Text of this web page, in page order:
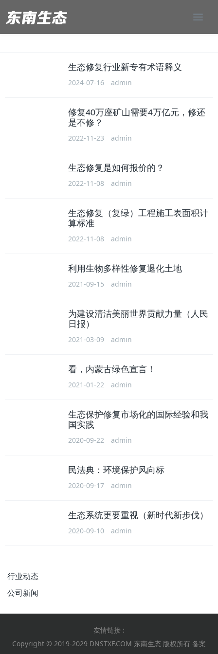
生态修复行业新专有术语释义
2024-07-16 admin
修复40万座矿山需要4万亿元，修还
是不修？
2022-11-23 admin
生态修复是如何报价的？
2022-11-08 admin
生态修复（复绿）工程施工表面积计
算标准
2022-11-08 admin
利用生物多样性修复退化土地
2021-09-15 admin
为建设清洁美丽世界贡献力量（人民
日报）
2021-03-09 admin
看，内蒙古绿色宣言！
2021-01-22 admin
生态保护修复市场化的国际经验和我
国实践
2020-09-22 admin
民法典：环境保护风向标
2020-09-17 admin
生态系统更要重视（新时代新步伐）
2020-09-10 admin
行业动态
公司新闻
友情链接 :
Copyright © 2019-2029 DNSTXF.COM 东南生态 版权所有 备案